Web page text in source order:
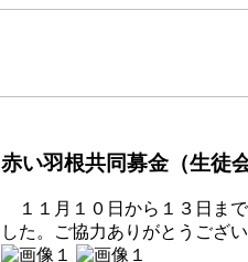
赤い羽根共同募金（生徒
１１月１０日から１３日ま
した。ご協力ありがとうござい